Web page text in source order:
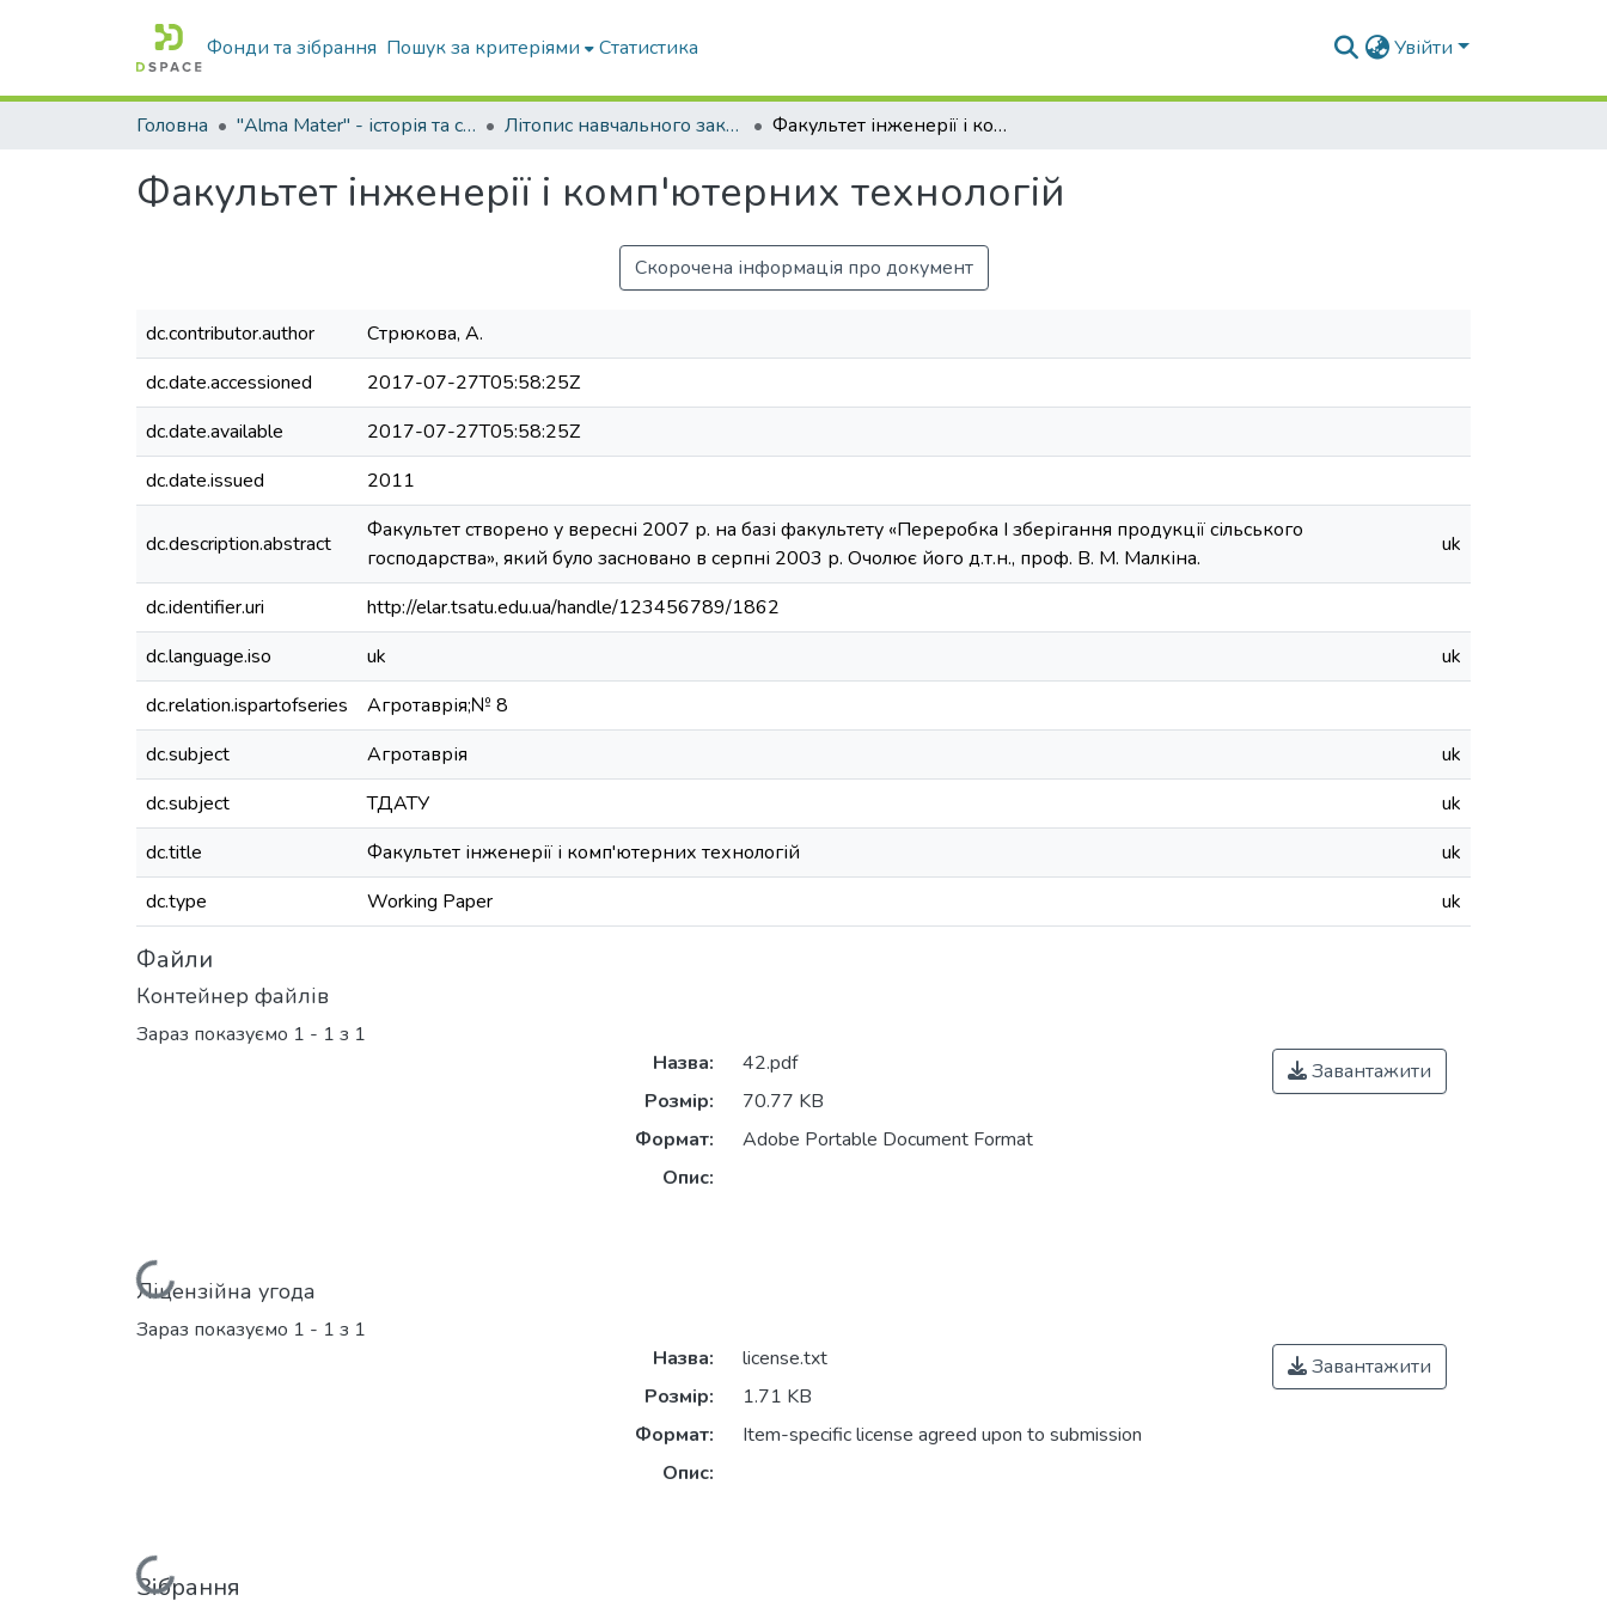
Фонди та зібрання Пошук за критеріями Статистика Увійти
Головна "Alma Mater" - історія та сьогодення Університету Літопис навчального закладу: МІМСГ-ТДАТА-ТДАТУ Факультет інженерії і комп'ютерних технологій
Факультет інженерії і комп'ютерних технологій
Скорочена інформація про документ
dc.contributor.author
Стрюкова, А.
dc.date.accessioned
2017-07-27T05:58:25Z
dc.date.available
2017-07-27T05:58:25Z
dc.date.issued
2011
dc.description.abstract
Факультет створено у вересні 2007 р. на базі факультету «Переробка І зберігання продукції сільського
господарства», який було засновано в серпні 2003 р. Очолює його д.т.н., проф. В. М. Малкіна.
uk
dc.identifier.uri
http://elar.tsatu.edu.ua/handle/123456789/1862
dc.language.iso
uk
uk
dc.relation.ispartofseries
Агротаврія;№ 8
dc.subject
Агротаврія
uk
dc.subject
ТДАТУ
uk
dc.title
Факультет інженерії і комп'ютерних технологій
uk
dc.type
Working Paper uk
Файли
Контейнер файлів
Зараз показуємо 1 - 1 з 1
Вантажиться...
Назва:
42.pdf
Розмір:
70.77 KB
Формат:
Adobe Portable Document Format
Опис:
Завантажити
Ліцензійна угода
Зараз показуємо 1 - 1 з 1
Назва:
license.txt
Розмір:
1.71 KB
Формат:
Item-specific license agreed upon to submission
Опис:
Завантажити
Зібрання